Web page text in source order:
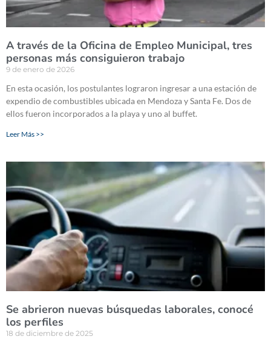
A través de la Oficina de Empleo Municipal, tres
personas más consiguieron trabajo
9 de enero de 2026
En esta ocasión, los postulantes lograron ingresar a una estación de
expendio de combustibles ubicada en Mendoza y Santa Fe. Dos de
ellos fueron incorporados a la playa y uno al buffet.
Leer Más >>
Se abrieron nuevas búsquedas laborales, conocé
los perfiles
18 de diciembre de 2025